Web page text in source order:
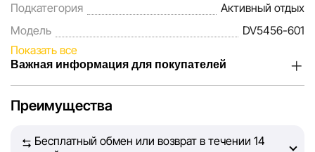
Подкатегория
Активный отдых
Модель
DV5456-601
Показать все
Важная информация для покупателей
наших покупателей. Каждый день мы работаем над тем,
на сайте, была максимально полной, объективной и
Преимущества
Бесплатный обмен или возврат в течении 14